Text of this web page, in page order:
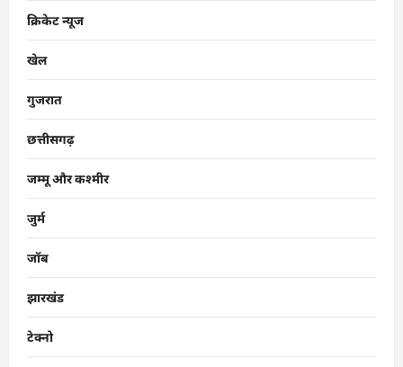
क्रिकेट न्यूज
खेल
गुजरात
छत्तीसगढ़
जम्मू और कश्मीर
जुर्म
जॉब
झारखंड
टेक्नो